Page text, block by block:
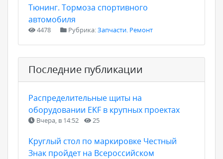
Тюнинг. Тормоза спортивного
автомобиля
4478 Рубрика:Запчасти. Ремонт
Последние публикации
Распределительные щиты на
оборудовании EKF в крупных проектах
Вчера, в 14:52 25
Круглый стол по маркировке Честный
Знак пройдет на Всероссийском